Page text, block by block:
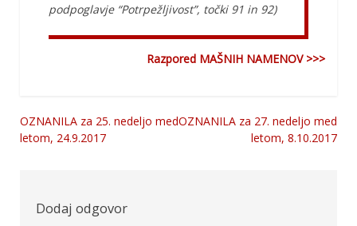
podpoglavje “Potrpežljivost”, točki 91 in 92)
Razpored MAŠNIH NAMENOV >>>
Navigacija
OZNANILA za 25. nedeljo med
letom, 24.9.2017
OZNANILA za 27. nedeljo med
letom, 8.10.2017
Dodaj odgovor